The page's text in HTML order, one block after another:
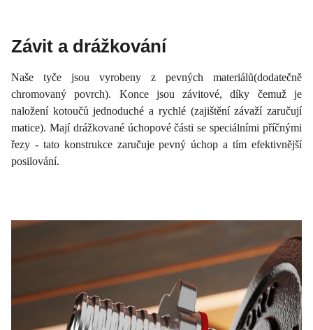
Závit a drážkování
Naše tyče jsou vyrobeny z pevných materiálů(dodatečně
chromovaný povrch). Konce jsou závitové, díky čemuž je
naložení kotoučů jednoduché a rychlé (zajištění závaží zaručují
matice). Mají drážkované úchopové části se speciálními příčnými
řezy - tato konstrukce zaručuje pevný úchop a tím efektivnější
posilování.